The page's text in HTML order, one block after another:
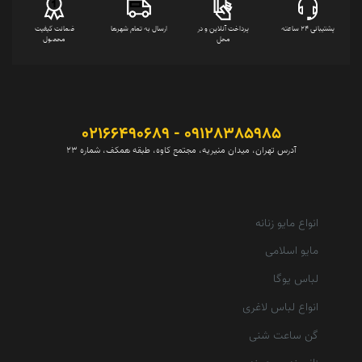
پشتیبانی 24 ساعته
پرداخت آنلاین و در
محل
ارسال به تمام شهرها
ضمانت کیفیت
محصول
09128385985 - 02166490689
آدرس تهران، میدان منیریه، مجتمع کاوه، طبقه همکف، شماره 23
انواع مایو زنانه
مایو اسلامی
لباس یوگا
انواع لباس لاغری
گن ساعت شنی